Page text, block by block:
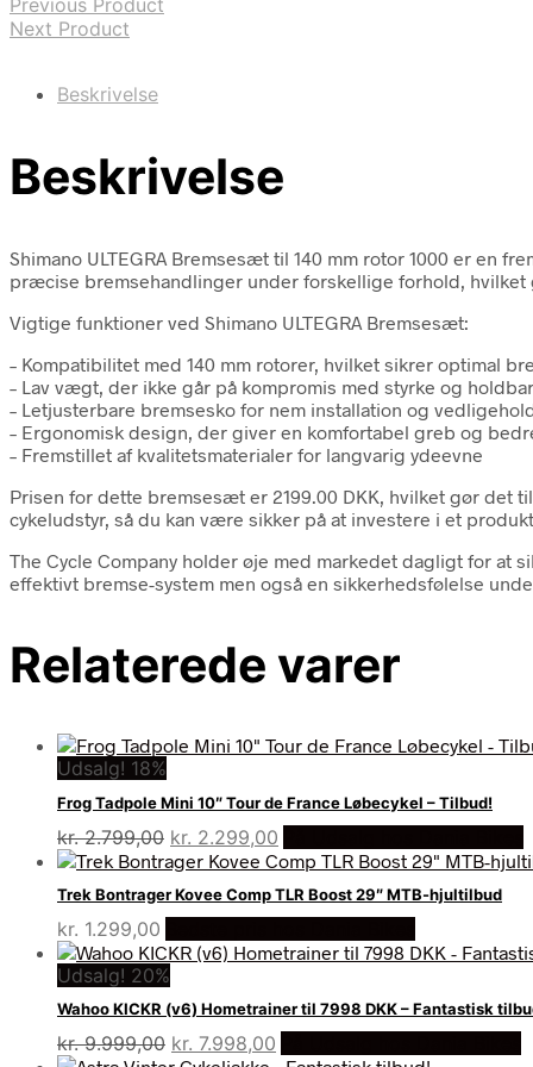
Next Product
Beskrivelse
Beskrivelse
Shimano ULTEGRA Bremsesæt til 140 mm rotor 1000 er en
præcise bremsehandlinger under forskellige forhold,
Vigtige funktioner ved Shimano ULTEGRA Bremsesæt:
– Kompatibilitet med 140 mm rotorer, hvilket sikrer optimal
– Lav vægt, der ikke går på kompromis med styrke og
– Letjusterbare bremsesko for nem installation og
– Ergonomisk design, der giver en komfortabel greb og
– Fremstillet af kvalitetsmaterialer for langvarig ydeevne
Prisen for dette bremsesæt er 2199.00 DKK, hvilket gør det
cykeludstyr, så du kan være sikker på at investere i et
The Cycle Company holder øje med markedet dagligt for at
effektivt bremse-system men også en sikkerhedsfølelse
Relaterede varer
Udsalg! 18%
Frog Tadpole Mini 10″ Tour de France Løbecykel – Tilbud!
kr.2.799,00 Den
oprindelige
pris
var:
kr. 2.299,00
aktuelle
pris
er:
Trek Bontrager Kovee Comp TLR Boost 29″ MTB-hjultilbud
kr. 1.299,00
Udsalg! 20%
Wahoo KICKR (v6) Hometrainer til 7998 DKK – Fantastisk
kr.9.999,00 Den
kr. 7.998,00